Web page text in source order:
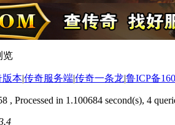
览
版本|传奇服务端|传奇一条龙|鲁ICP备
, Processed in 1.100684 second(s), 4